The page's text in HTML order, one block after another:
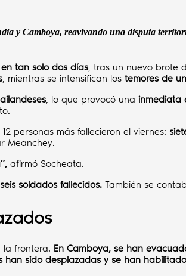
y Camboya, reavivando una disputa
tan solo dos días, tras un nuevo brote
, mientras se intensifican los temores de
, lo que provocó una inmediata
12 personas más fallecieron el viernes:
Meanchey.
afirmó Socheata.
soldados fallecidos. También se
frontera. En Camboya, se han
han sido desplazadas y se han